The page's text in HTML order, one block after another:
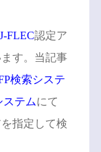
J-FLEC認定ア
す。当記事
検索システ
ステムにて
指定して検